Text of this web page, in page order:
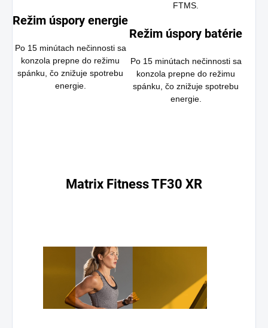
Režim úspory energie
Po 15 minútach nečinnosti sa
konzola prepne do režimu
spánku, čo znižuje spotrebu
energie.
FTMS.
Režim úspory batérie
Po 15 minútach nečinnosti sa
konzola prepne do režimu
spánku, čo znižuje spotrebu
energie.
Matrix Fitness TF30 XR